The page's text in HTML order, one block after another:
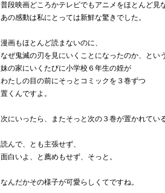
普段映画どころかテレビでもアニメをほとんど見
あの感動は私にとっては新鮮な驚きでした。
漫画もほとんど読まないのに、
なぜ鬼滅の刃を見にいくことになったのか、という
妹の家にいくたびに小学校６年生の姪が
わたしの目の前にそっとコミックを３巻ずつ
置くんですよ。
次にいったら、またそっと次の３巻が置かれてい
読んで、とも主張せず、
面白いよ、と薦めもせず、そっと。
なんだかその様子が可愛らしくてですね。